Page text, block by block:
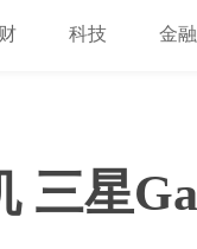
科技 金融
三星